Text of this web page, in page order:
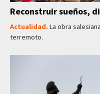
Reconstruir sueños,
Actualidad. La obra
terremoto.